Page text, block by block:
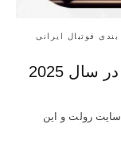
فوتبال ایرانی
بهترین سایت شرط بندی رولت در سال 2025
سایت رولت و این